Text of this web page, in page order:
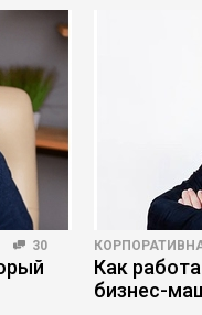
30
Как
бизнес-